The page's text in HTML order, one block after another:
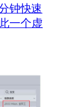
钟快速
一个虚